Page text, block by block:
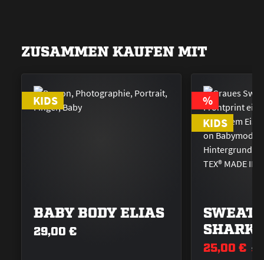
ZUSAMMEN KAUFEN MIT
KIDS
BABY BODY ELIAS
29,00 €
RABATT
%
KIDS
25,00 €